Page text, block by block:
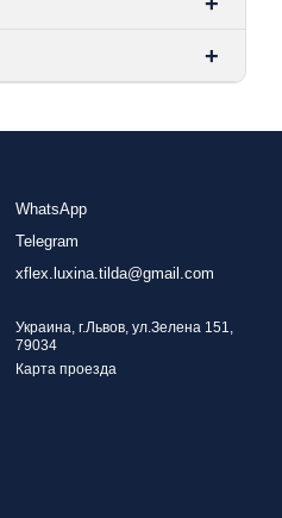
WhatsApp
Telegram
xflex.luxina.tilda@gmail.com
Украина, г.Львов, ул.Зелена 151,
79034
Карта проезда